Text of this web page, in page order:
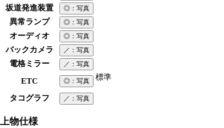
坂道発進装置 ◎ ：写真
異常ランプ ◎ ：写真
オーディオ ◎ ：写真
バックカメラ ／ ：写真
電格ミラー ／ ：写真
ETC ◎ ：写真 標準
タコグラフ ／ ：写真
上物仕様